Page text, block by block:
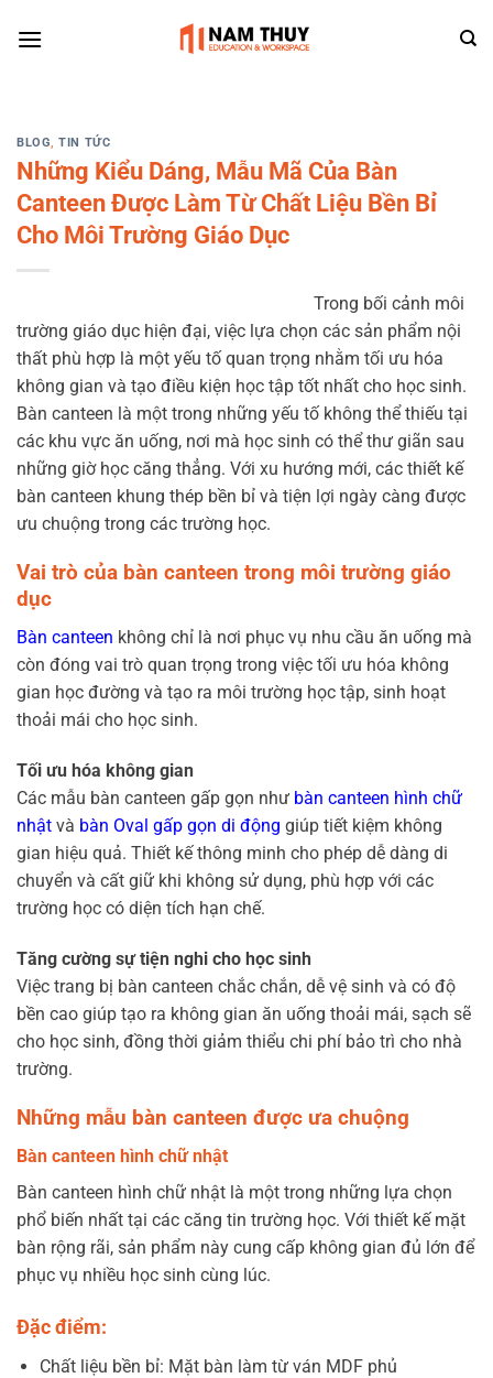
BLOG,TIN TỨC
Những Kiểu Dáng, Mẫu Mã Của Bàn
Canteen Được Làm Từ Chất Liệu Bền Bỉ
Cho Môi Trường Giáo Dục
Trong bối cảnh môi
trường giáo dục hiện đại, việc lựa chọn các sản phẩm nội
thất phù hợp là một yếu tố quan trọng nhằm tối ưu hóa
không gian và tạo điều kiện học tập tốt nhất cho học sinh.
Bàn canteen là một trong những yếu tố không thể thiếu tại
các khu vực ăn uống, nơi mà học sinh có thể thư giãn sau
những giờ học căng thẳng. Với xu hướng mới, các thiết kế
bàn canteen khung thép bền bỉ và tiện lợi ngày càng được
ưu chuộng trong các trường học.
Vai trò của bàn canteen trong môi trường giáo
dục
Bàn canteen không chỉ là nơi phục vụ nhu cầu ăn uống mà
còn đóng vai trò quan trọng trong việc tối ưu hóa không
gian học đường và tạo ra môi trường học tập, sinh hoạt
thoải mái cho học sinh.
Tối ưu hóa không gian
Các mẫu bàn canteen gấp gọn như bàn canteen hình chữ
nhật và bàn Oval gấp gọn di động giúp tiết kiệm không
gian hiệu quả. Thiết kế thông minh cho phép dễ dàng di
chuyển và cất giữ khi không sử dụng, phù hợp với các
trường học có diện tích hạn chế.
Tăng cường sự tiện nghi cho học sinh
Việc trang bị bàn canteen chắc chắn, dễ vệ sinh và có độ
bền cao giúp tạo ra không gian ăn uống thoải mái, sạch sẽ
cho học sinh, đồng thời giảm thiểu chi phí bảo trì cho nhà
trường.
Những mẫu bàn canteen được ưa chuộng
Bàn canteen hình chữ nhật
Bàn canteen hình chữ nhật là một trong những lựa chọn
phổ biến nhất tại các căng tin trường học. Với thiết kế mặt
bàn rộng rãi, sản phẩm này cung cấp không gian đủ lớn để
phục vụ nhiều học sinh cùng lúc.
Đặc điểm:
Chất liệu bền bỉ: Mặt bàn làm từ ván MDF phủ